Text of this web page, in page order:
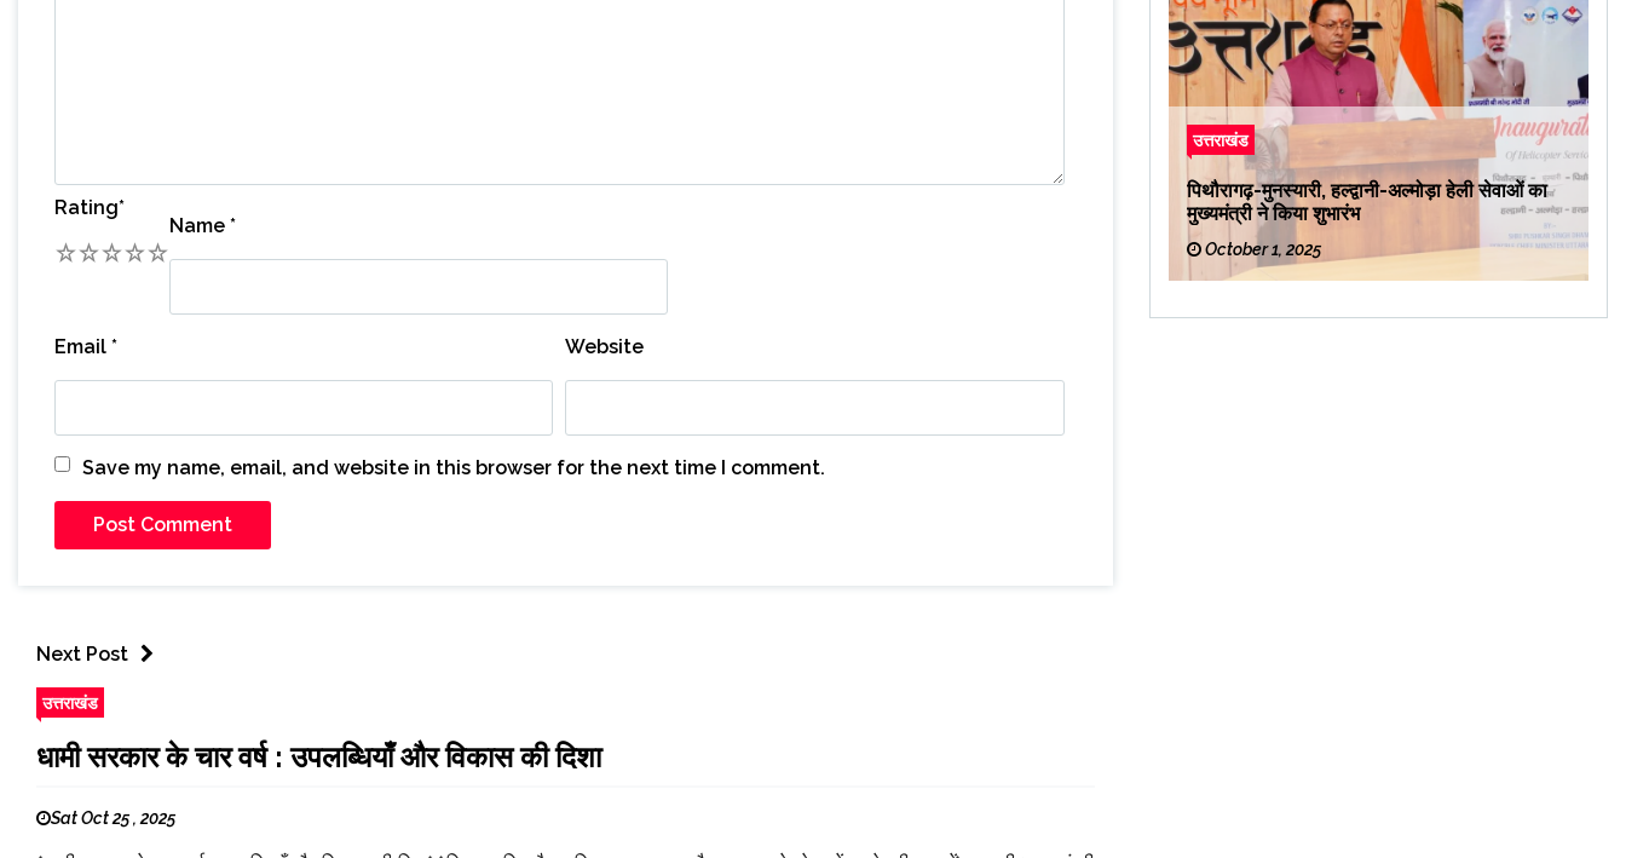
Rating*
5
4
3
2
Name *
Email * Website
Save my name, email, and website in this browser for the next time I comment.
Next Post
उत्तराखंड
धामी सरकार के चार वर्ष : उपलब्धियाँ और विकास की दिशा
Sat Oct 25 , 2025
उत्तराखंड
पिथौरागढ़-मुनस्यारी, हल्द्वानी-अल्मोड़ा हेली सेवाओं का
मुख्यमंत्री ने किया शुभारंभ
October 1, 2025